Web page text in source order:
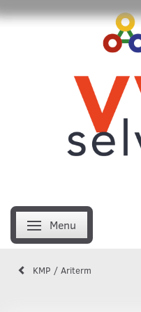
Skifte navigation
Menu
KMP / Ariterm